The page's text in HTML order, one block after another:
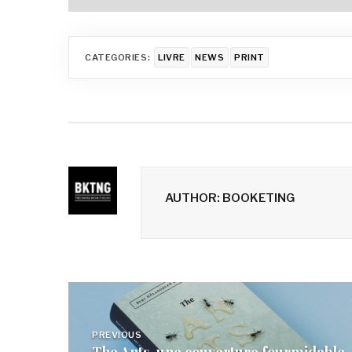
CATEGORIES: LIVRE NEWS PRINT
AUTHOR: BOOKETING
Navigation
de
PREVIOUS